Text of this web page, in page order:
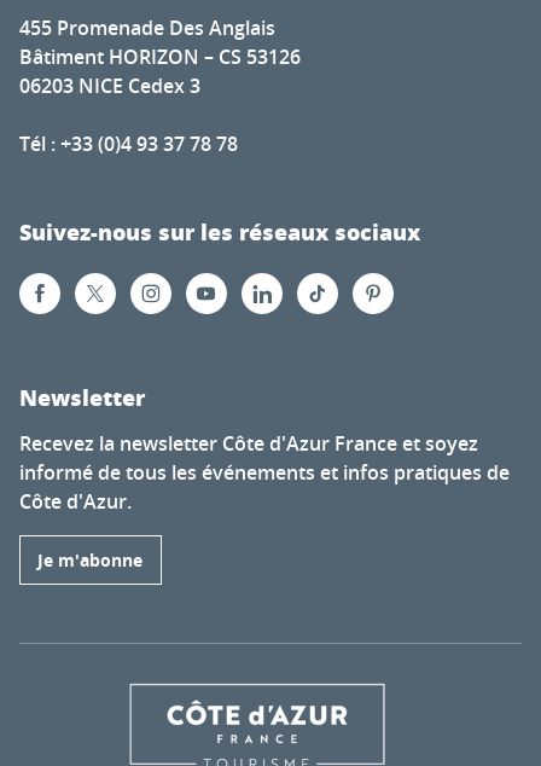
455 Promenade Des Anglais
Bâtiment HORIZON – CS 53126
06203 NICE Cedex 3
Tél : +33 (0)4 93 37 78 78
Suivez-nous sur les réseaux sociaux
Newsletter
Recevez la newsletter Côte d'Azur France et soyez
informé de tous les événements et infos pratiques de
Côte d'Azur.
Je m'abonne